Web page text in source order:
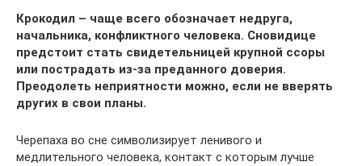
Крокодил – чаще всего обозначает недруга,
начальника, конфликтного человека. Сновидице
предстоит стать свидетельницей крупной ссоры
или пострадать из-за преданного доверия.
Преодолеть неприятности можно, если не вверять
других в свои планы.
Черепаха во сне символизирует ленивого и
медлительного человека, контакт с которым лучше